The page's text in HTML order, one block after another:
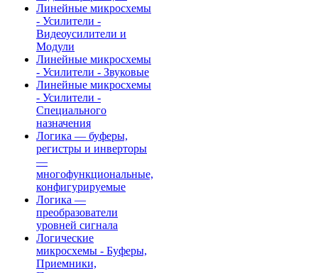
Линейные микросхемы
- Усилители -
Видеоусилители и
Модули
Линейные микросхемы
- Усилители - Звуковые
Линейные микросхемы
- Усилители -
Специального
назначения
Логика — буферы,
регистры и инверторы
—
многофункциональные,
конфигурируемые
Логика —
преобразователи
уровней сигнала
Логические
микросхемы - Буферы,
Приемники,